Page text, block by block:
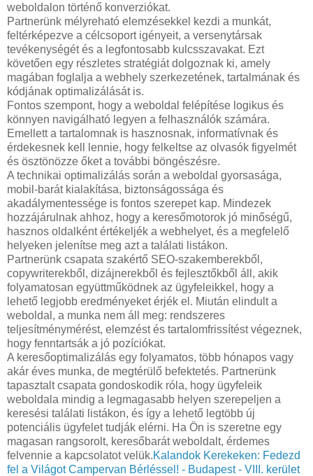
weboldalon történő konverziókat.
Partnerünk mélyreható elemzésekkel kezdi a munkát,
feltérképezve a célcsoport igényeit, a versenytársak
tevékenységét és a legfontosabb kulcsszavakat. Ezt
követően egy részletes stratégiát dolgoznak ki, amely
magában foglalja a webhely szerkezetének, tartalmának és
kódjának optimalizálását is.
Fontos szempont, hogy a weboldal felépítése logikus és
könnyen navigálható legyen a felhasználók számára.
Emellett a tartalomnak is hasznosnak, informatívnak és
érdekesnek kell lennie, hogy felkeltse az olvasók figyelmét
és ösztönözze őket a további böngészésre.
A technikai optimalizálás során a weboldal gyorsasága,
mobil-barát kialakítása, biztonságossága és
akadálymentessége is fontos szerepet kap. Mindezek
hozzájárulnak ahhoz, hogy a keresőmotorok jó minőségű,
hasznos oldalként értékeljék a webhelyet, és a megfelelő
helyeken jelenítse meg azt a találati listákon.
Partnerünk csapata szakértő SEO-szakemberekből,
copywriterekből, dizájnerekből és fejlesztőkből áll, akik
folyamatosan együttműködnek az ügyfeleikkel, hogy a
lehető legjobb eredményeket érjék el. Miután elindult a
weboldal, a munka nem áll meg: rendszeres
teljesítménymérést, elemzést és tartalomfrissítést végeznek,
hogy fenntartsák a jó pozíciókat.
A keresőoptimalizálás egy folyamatos, több hónapos vagy
akár éves munka, de megtérülő befektetés. Partnerünk
tapasztalt csapata gondoskodik róla, hogy ügyfeleik
weboldala mindig a legmagasabb helyen szerepeljen a
keresési találati listákon, és így a lehető legtöbb új
potenciális ügyfelet tudják elérni. Ha Ön is szeretne egy
magasan rangsorolt, keresőbarát weboldalt, érdemes
felvennie a kapcsolatot velük.Kalandok Kerekeken: Fedezd
fel a Világot Campervan Bérléssel! - Budapest - VIII. kerület